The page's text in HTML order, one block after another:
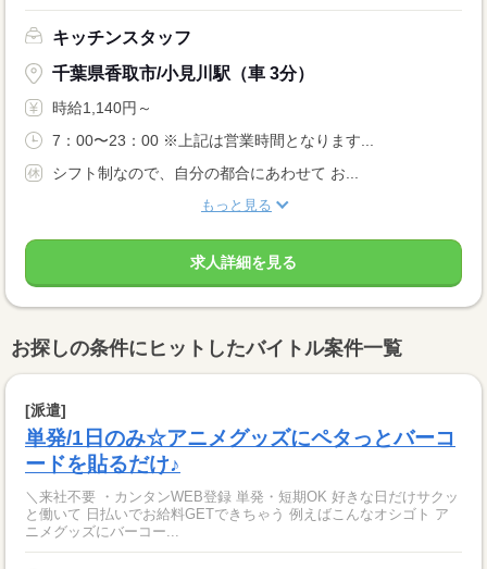
キッチンスタッフ
千葉県香取市/小見川駅（車 3分）
時給1,140円～
7：00〜23：00 ※上記は営業時間となります...
シフト制なので、自分の都合にあわせて お...
もっと見る
求人詳細を見る
お探しの条件にヒットしたバイトル案件一覧
[派遣]
単発/1日のみ☆アニメグッズにペタっとバーコ
ードを貼るだけ♪
＼来社不要 ・カンタンWEB登録 単発・短期OK 好きな日だけサクッ
と働いて 日払いでお給料GETできちゃう 例えばこんなオシゴト ア
ニメグッズにバーコー...